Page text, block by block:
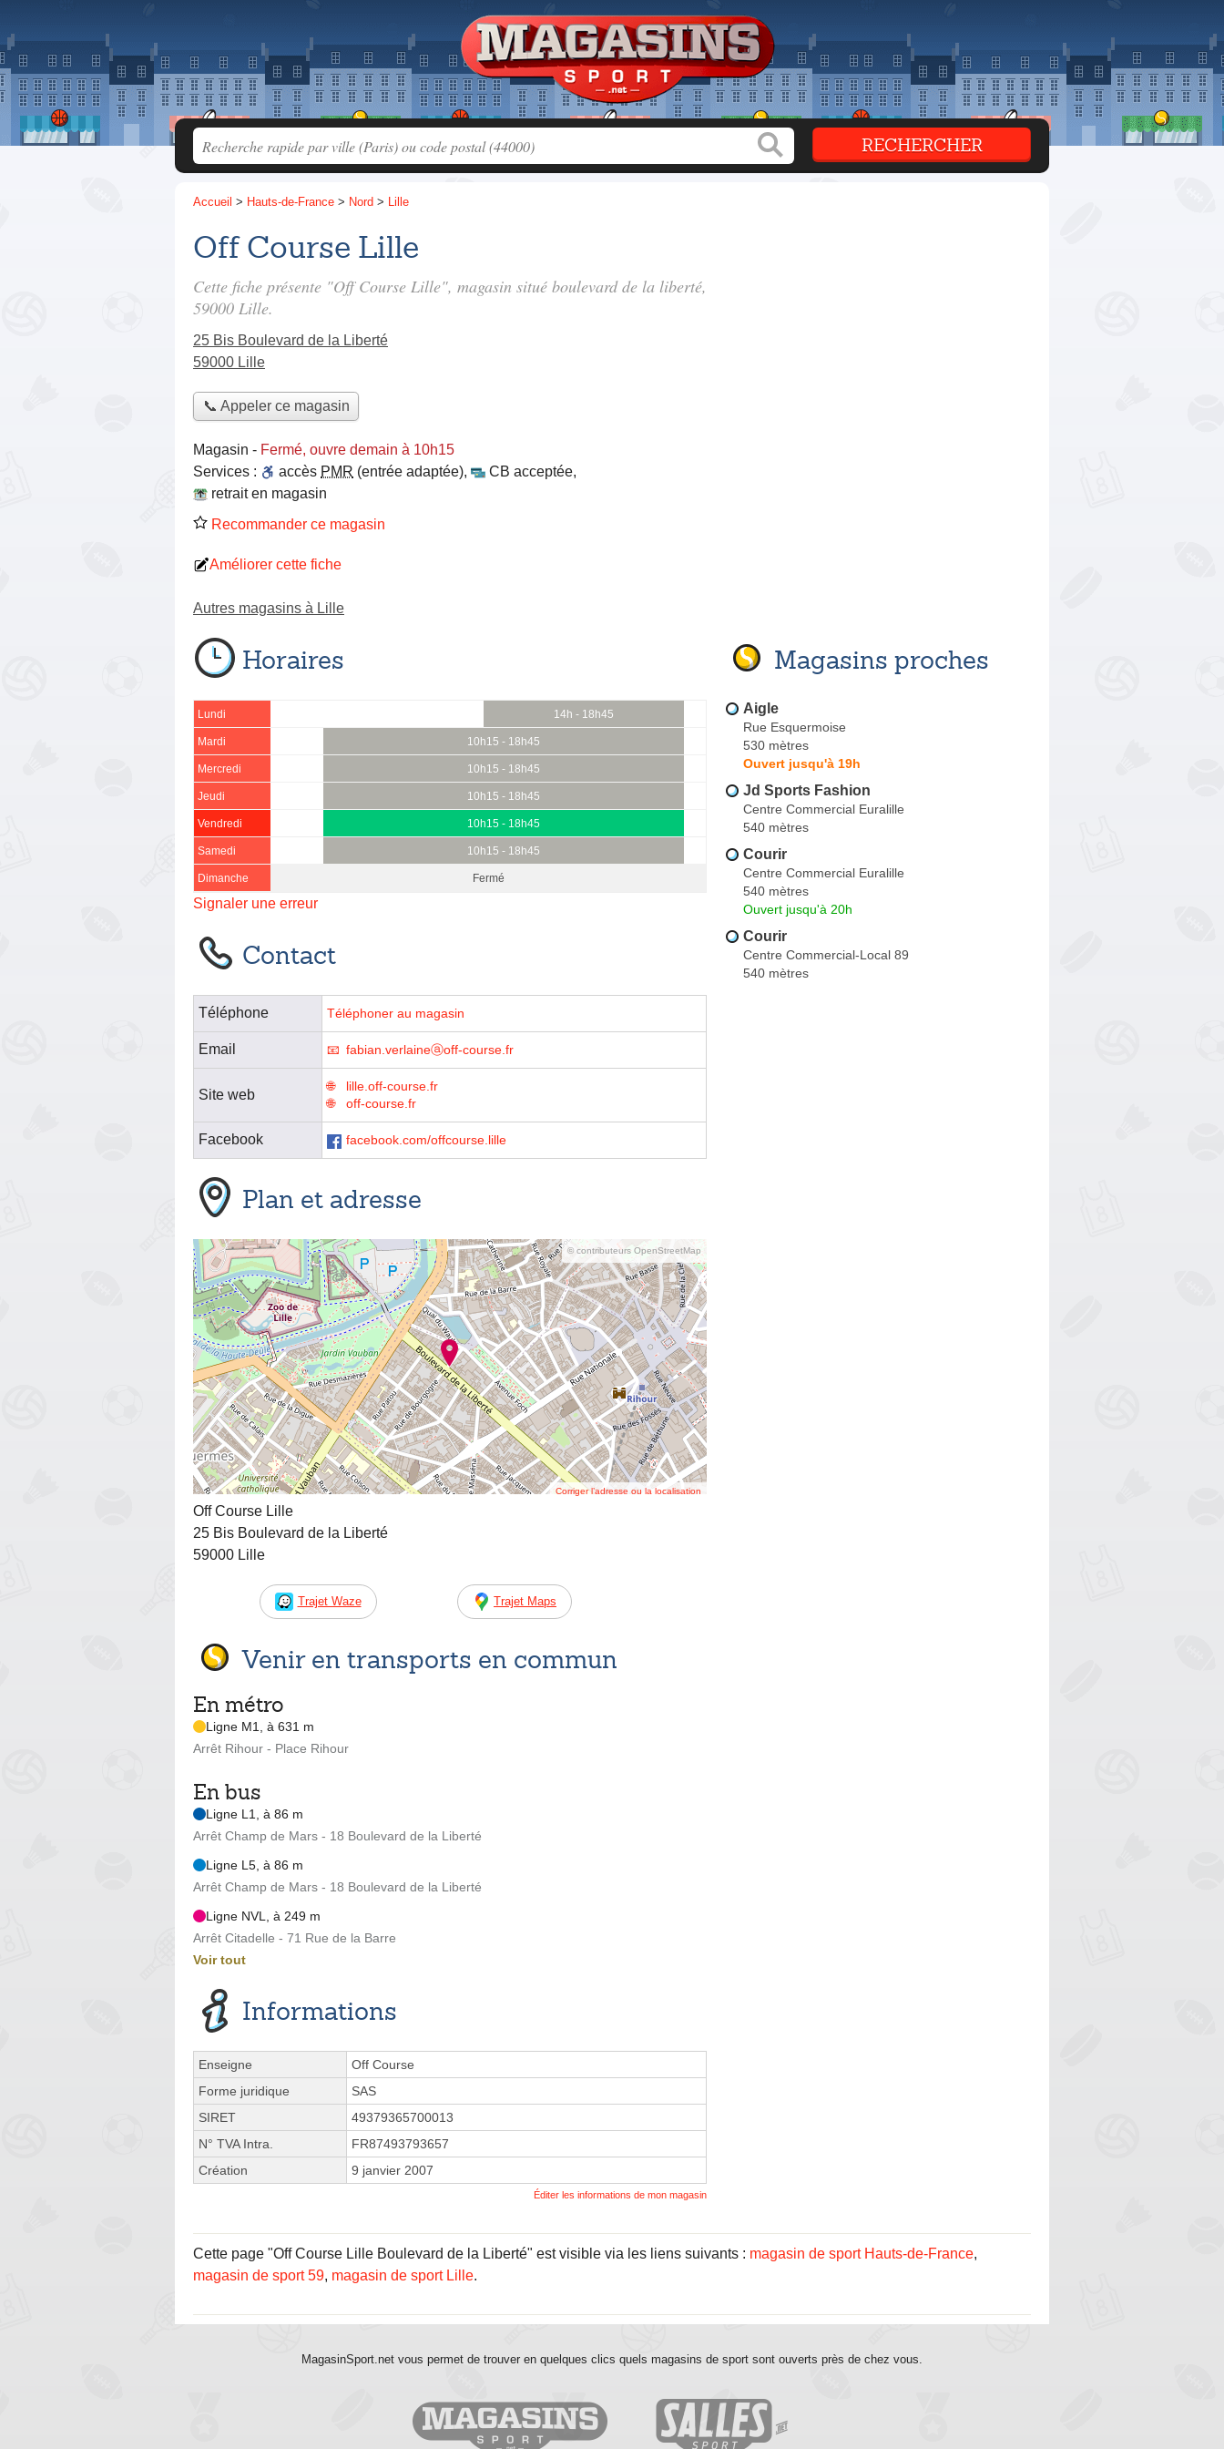
Accueil > Hauts-de-France > Nord > Lille
Off Course Lille
Cette fiche présente "Off Course Lille", magasin situé boulevard de la liberté,
59000 Lille.
25 Bis Boulevard de la Liberté
59000 Lille
📞 Appeler ce magasin
Magasin - Fermé, ouvre demain à 10h15
Services :
accès PMR (entrée adaptée), CB acceptée,
retrait en magasin
Recommander ce magasin
Améliorer cette fiche
Autres magasins à Lille
Horaires
Lundi 14h - 18h45
Mardi 10h15 - 18h45
Mercredi 10h15 - 18h45
Jeudi 10h15 - 18h45
Vendredi 10h15 - 18h45
Samedi 10h15 - 18h45
Dimanche Fermé
Signaler une erreur
Contact
Téléphone Téléphoner au magasin
Email fabian.verlaineⓐoff-course.fr
Site web
lille.off-course.fr
off-course.fr
Facebook facebook.com/offcourse.lille
Plan et adresse
© contributeurs OpenStreetMap
Corriger l’adresse ou la localisation
Off Course Lille
25 Bis Boulevard de la Liberté
59000 Lille
Trajet Waze Trajet Maps
Venir en transports en commun
En métro
Ligne M1, à 631 m
Arrêt Rihour - Place Rihour
En bus
Ligne L1, à 86 m
Arrêt Champ de Mars - 18 Boulevard de la Liberté
Ligne L5, à 86 m
Arrêt Champ de Mars - 18 Boulevard de la Liberté
Ligne NVL, à 249 m
Arrêt Citadelle - 71 Rue de la Barre
Voir tout
Informations
Enseigne
Off Course
Forme juridique
SAS
SIRET
49379365700013
N° TVA Intra.
FR87493793657
Création
9 janvier 2007
Éditer les informations de mon magasin
Magasins proches
Aigle
Rue Esquermoise
530 mètres
Ouvert jusqu'à 19h
Jd Sports Fashion
Centre Commercial Euralille
540 mètres
Courir
Centre Commercial Euralille
540 mètres
Ouvert jusqu'à 20h
Courir
Centre Commercial-Local 89
540 mètres
Cette page "Off Course Lille Boulevard de la Liberté" est visible via les liens suivants : magasin de sport Hauts-de-France,
magasin de sport 59, magasin de sport Lille.
MagasinSport.net vous permet de trouver en quelques clics quels magasins de sport sont ouverts près de chez vous.